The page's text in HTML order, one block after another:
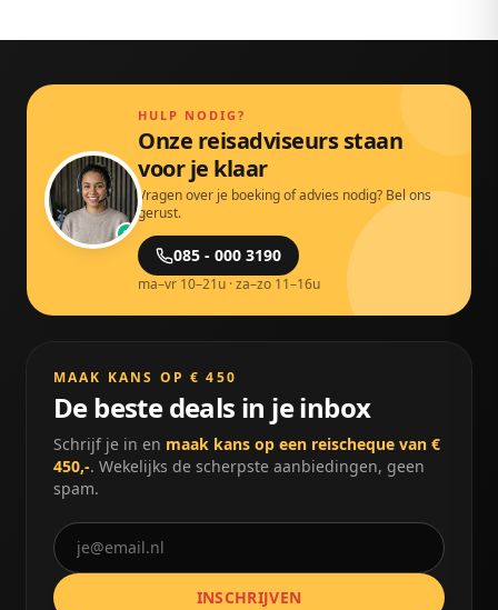
HULP NODIG?
Onze reisadviseurs staan
voor je klaar
Vragen over je boeking of advies nodig? Bel ons
gerust.
085 - 000 3190
ma–vr 10–21u · za–zo 11–16u
MAAK KANS OP € 450
De beste deals in je inbox
Schrijf je in en maak kans op een reischeque van €
450,-. Wekelijks de scherpste aanbiedingen, geen
spam.
INSCHRIJVEN